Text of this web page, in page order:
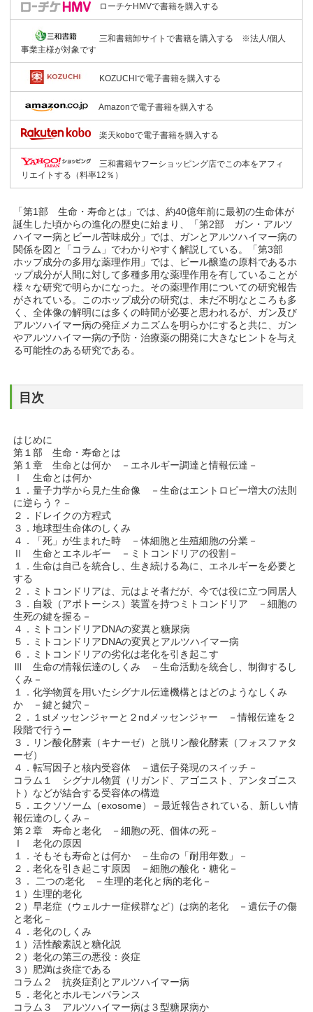
ローチケHMVで書籍を購入する
三和書籍卸サイトで書籍を購入する ※法人/個人
事業主様が対象です
KOZUCHIで電子書籍を購入する
Amazonで電子書籍を購入する
楽天koboで電子書籍を購入する
三和書籍ヤフーショッピング店でこの本をアフィ
リエイトする（料率12％）
「第1部 生命・寿命とは」では、約40億年前に最初の生命体が
誕生した頃からの進化の歴史に始まり、「第2部 ガン・アルツ
ハイマー病とビール苦味成分」では、ガンとアルツハイマー病の
関係を図と「コラム」でわかりやすく解説している。「第3部
ホップ成分の多用な薬理作用」では、ビール醸造の原料であるホ
ップ成分が人間に対して多種多用な薬理作用を有していることが
様々な研究で明らかになった。その薬理作用についての研究報告
がされている。このホップ成分の研究は、未だ不明なところも多
く、全体像の解明には多くの時間が必要と思われるが、ガン及び
アルツハイマー病の発症メカニズムを明らかにすると共に、ガン
やアルツハイマー病の予防・治療薬の開発に大きなヒントを与え
る可能性のある研究である。
目次
はじめに
第１部 生命・寿命とは
第１章 生命とは何か －エネルギー調達と情報伝達－
Ⅰ 生命とは何か
１．量子力学から見た生命像 －生命はエントロピー増大の法則
に逆らう？－
２．ドレイクの方程式
３．地球型生命体のしくみ
４．「死」が生まれた時 －体細胞と生殖細胞の分業－
Ⅱ 生命とエネルギー －ミトコンドリアの役割－
１．生命は自己を統合し、生き続ける為に、エネルギーを必要と
する
２．ミトコンドリアは、元はよそ者だが、今では役に立つ同居人
３．自殺（アポトーシス）装置を持つミトコンドリア －細胞の
生死の鍵を握る－
４．ミトコンドリアDNAの変異と糖尿病
５．ミトコンドリアDNAの変異とアルツハイマー病
６．ミトコンドリアの劣化は老化を引き起こす
Ⅲ 生命の情報伝達のしくみ －生命活動を統合し、制御するし
くみ－
１．化学物質を用いたシグナル伝達機構とはどのようなしくみ
か －鍵と鍵穴－
２．１stメッセンジャーと２ndメッセンジャー －情報伝達を２
段階で行うー
３．リン酸化酵素（キナーゼ）と脱リン酸化酵素（フォスファタ
ーゼ）
４．転写因子と核内受容体 －遺伝子発現のスイッチ－
コラム１ シグナル物質（リガンド、アゴニスト、アンタゴニス
ト）などが結合する受容体の構造
５．エクソソーム（exosome）－最近報告されている、新しい情
報伝達のしくみ－
第２章 寿命と老化 －細胞の死、個体の死－
Ⅰ 老化の原因
１．そもそも寿命とは何か －生命の「耐用年数」－
２．老化を引き起こす原因 －細胞の酸化・糖化－
３． 二つの老化 －生理的老化と病的老化－
１）生理的老化
２）早老症（ウェルナー症候群など）は病的老化 －遺伝子の傷
と老化－
４．老化のしくみ
１）活性酸素説と糖化説
２）老化の第三の悪役：炎症
３）肥満は炎症である
コラム２ 抗炎症剤とアルツハイマー病
５．老化とホルモンバランス
コラム３ アルツハイマー病は３型糖尿病か